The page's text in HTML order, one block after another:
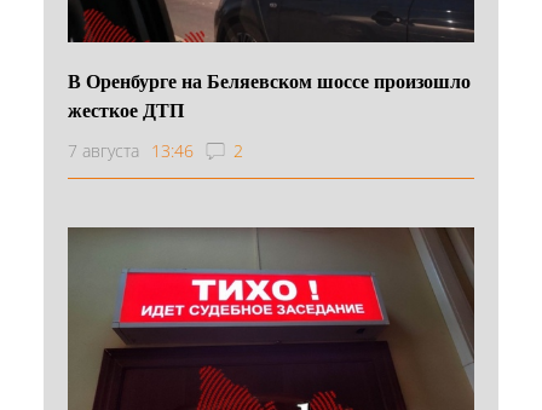
В Оренбурге на Беляевском шоссе произошло
жесткое ДТП
7 августа 13:46 2